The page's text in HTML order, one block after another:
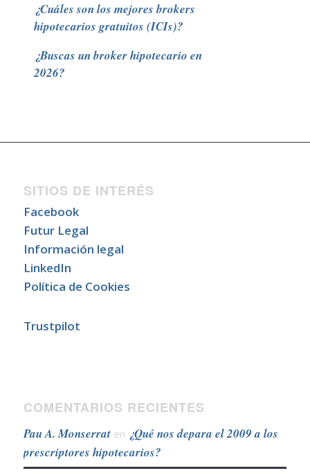
¿Cuáles son los mejores brokers
hipotecarios gratuitos (ICIs)?
¿Buscas un broker hipotecario en
2026?
SITIOS DE INTERÉS
Facebook
Futur Legal
Información legal
LinkedIn
Política de Cookies
Trustpilot
COMENTARIOS RECIENTES
Pau A. Monserraten ¿Qué nos depara el 2009 a los
prescriptores hipotecarios?